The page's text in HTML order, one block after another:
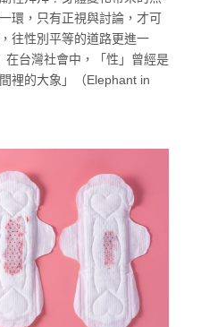
環，只有正視與討論，才可
往性別平等的道路更進一
在台灣社會中，「性」曾經是
裡的大象」（Elephant in